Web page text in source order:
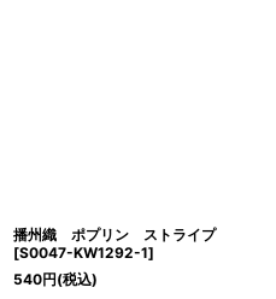
播州織 ポプリン ストライプ
[S0047-KW1292-1]
540円(税込)